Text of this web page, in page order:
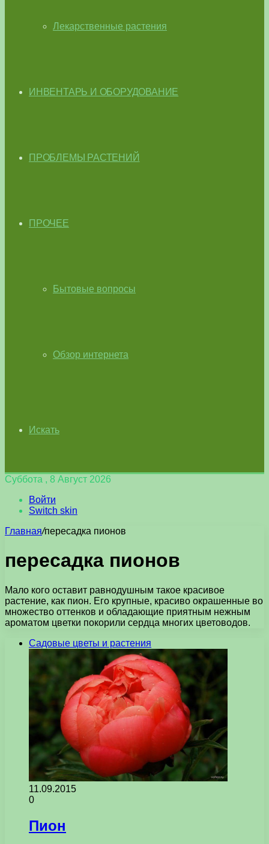
Лекарственные растения
ИНВЕНТАРЬ И ОБОРУДОВАНИЕ
ПРОБЛЕМЫ РАСТЕНИЙ
ПРОЧЕЕ
Бытовые вопросы
Обзор интернета
Искать
Суббота , 8 Август 2026
Войти
Switch skin
Главная/пересадка пионов
пересадка пионов
Мало кого оставит равнодушным такое красивое
растение, как пион. Его крупные, красиво окрашенные во
множество оттенков и обладающие приятным нежным
ароматом цветки покорили сердца многих цветоводов.
Садовые цветы и растения
11.09.2015
0
Пион